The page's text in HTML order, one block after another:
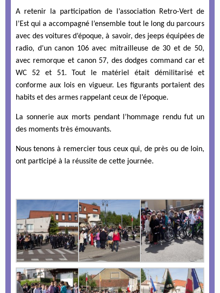
A retenir la participation de l’association Retro-Vert de
l’Est qui a accompagné l’ensemble tout le long du parcours
avec des voitures d’époque, à savoir, des jeeps équipées de
radio, d’un canon 106 avec mitrailleuse de 30 et de 50,
avec remorque et canon 57, des dodges command car et
WC 52 et 51. Tout le matériel était démilitarisé et
conforme aux lois en vigueur. Les figurants portaient des
habits et des armes rappelant ceux de l’époque.
La sonnerie aux morts pendant l’hommage rendu fut un
des moments très émouvants.
Nous tenons à remercier tous ceux qui, de près ou de loin,
ont participé à la réussite de cette journée.